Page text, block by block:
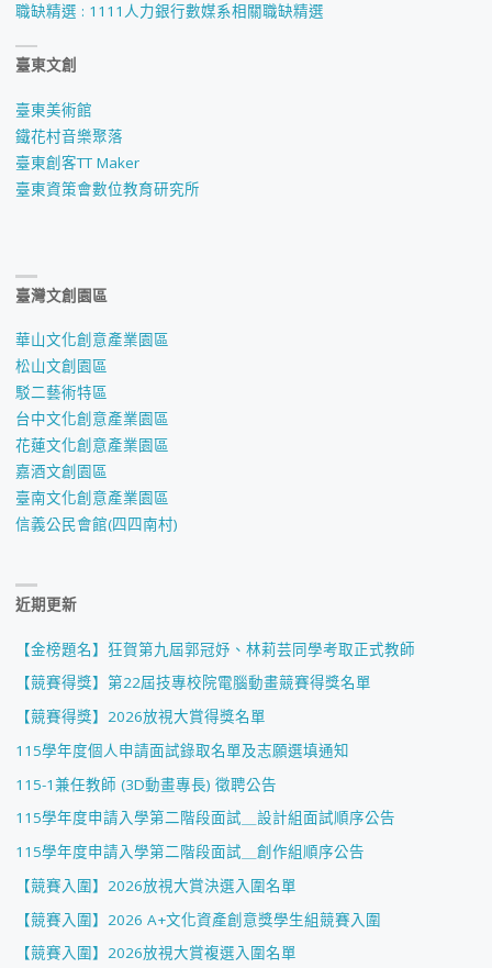
職缺精選 : 1111人力銀行數媒系相關職缺精選
臺東文創
臺東美術館
鐵花村音樂聚落
臺東創客TT Maker
臺東資策會數位教育研究所
臺灣文創園區
華山文化創意產業園區
松山文創園區
駁二藝術特區
台中文化創意產業園區
花蓮文化創意產業園區
嘉酒文創園區
臺南文化創意產業園區
信義公民會館(四四南村)
近期更新
【金榜題名】狂賀第九屆郭冠妤、林莉芸同學考取正式教師
【競賽得獎】第22屆技專校院電腦動畫競賽得獎名單
【競賽得獎】2026放視大賞得獎名單
115學年度個人申請面試錄取名單及志願選填通知
115-1兼任教師 (3D動畫專長) 徵聘公告
115學年度申請入學第二階段面試＿設計組面試順序公告
115學年度申請入學第二階段面試＿創作組順序公告
【競賽入圍】2026放視大賞決選入圍名單
【競賽入圍】2026 A+文化資產創意獎學生組競賽入圍
【競賽入圍】2026放視大賞複選入圍名單